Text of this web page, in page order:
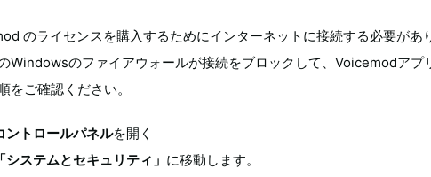
のライセンスを購入するためにインターネットに接続する必要があ
Windowsのファイアウォールが接続をブロックして、Voicemodアプ
をご確認ください。
ントロールパネルを開く
「システムとセキュリティ」 に移動します。